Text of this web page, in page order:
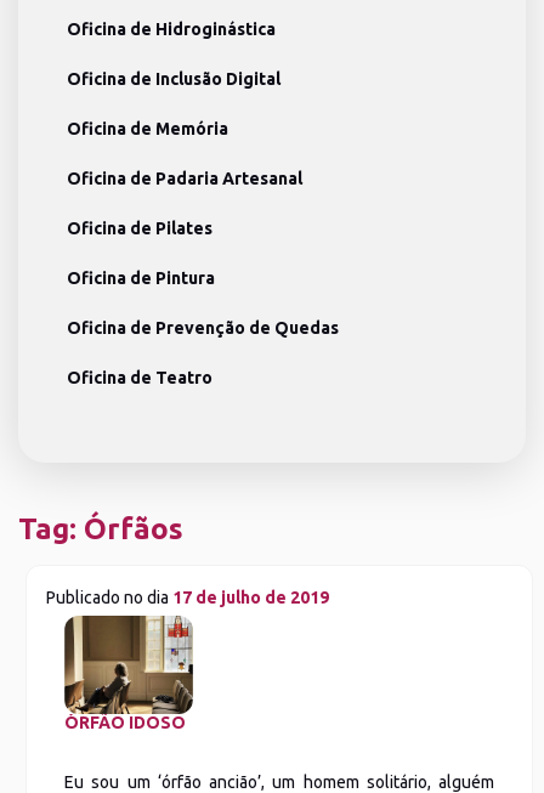
Oficina de Hidroginástica
Oficina de Inclusão Digital
Oficina de Memória
Oficina de Padaria Artesanal
Oficina de Pilates
Oficina de Pintura
Oficina de Prevenção de Quedas
Oficina de Teatro
Tag: Órfãos
Publicado no dia 17 de julho de 2019
ÓRFÃO IDOSO
Eu sou um ‘órfão ancião’, um homem solitário, alguém